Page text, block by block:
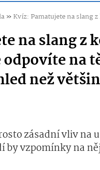
»Kvíz: Pamatujete na slang
na slang z
na
než
zásadní vliv na
by vzpomínky na